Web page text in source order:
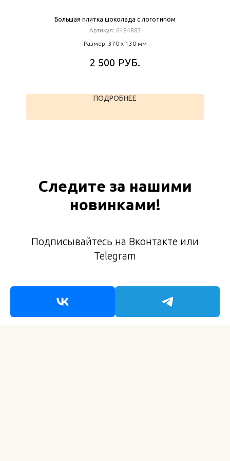
Большая плитка шоколада с логотипом
Артикул: 6484883
Размер: 370 х 130 мм
2 500 РУБ.
ПОДРОБНЕЕ
Следите за нашими
новинками!
Подписывайтесь на Вконтакте или
Telegram